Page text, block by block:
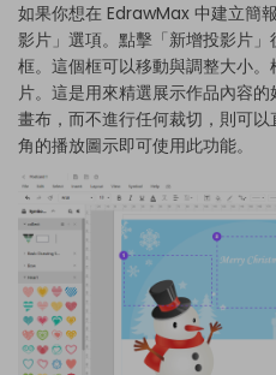
如果你想在 EdrawMax 中建立簡
影片」選項。點擊「新增投影片
框。這個框可以移動與調整大小
片。這是用來精選展示作品內容
畫布，而不進行任何裁切，則可
角的播放圖示即可使用此功能。